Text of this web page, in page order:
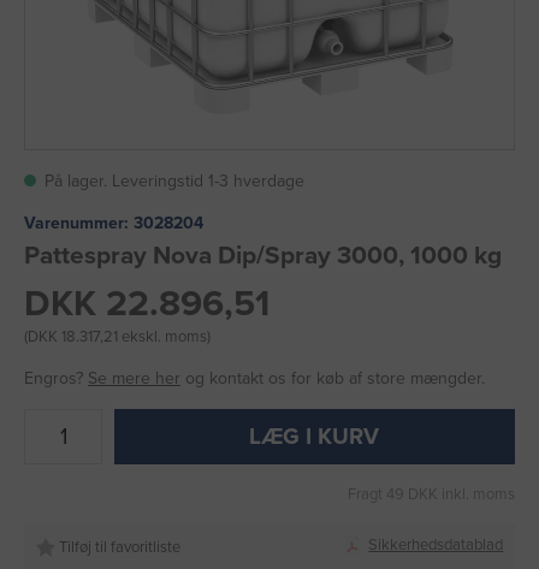
På lager. Leveringstid 1-3 hverdage
Varenummer: 3028204
Pattespray Nova Dip/Spray 3000, 1000 kg
DKK 22.896,51
(DKK 18.317,21 ekskl. moms)
Engros? Se mere her og kontakt os for køb af store mængder.
LÆG I KURV
Fragt 49 DKK inkl. moms
Tilføj til favoritliste
Sikkerhedsdatablad